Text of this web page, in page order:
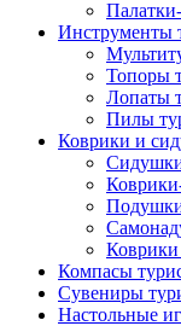
Инструменты
Топоры
Лопаты
Пилы
Коврики и
Сидушки
Подушки
Коврики
Компасы
Сувениры
Настольные